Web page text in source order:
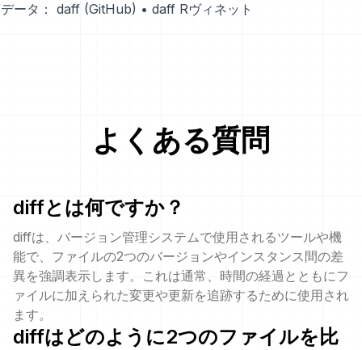
ータ： daff (GitHub) • daff Rヴィネット
よくある質問
diffとは何ですか？
diffは、バージョン管理システムで使用されるツールや機
能で、ファイルの2つのバージョンやインスタンス間の差
異を強調表示します。これは通常、時間の経過とともにフ
ァイルに加えられた変更や更新を追跡するために使用され
ます。
diffはどのように2つのファイルを比